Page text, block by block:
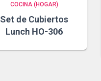
COCINA (HOGAR)
Set de Cubiertos
Lunch HO-306